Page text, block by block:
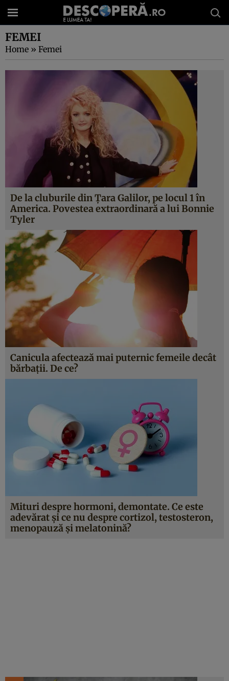
FEMEI
Home » Femei
De la cluburile din Țara Galilor, pe locul 1 în
America. Povestea extraordinară a lui Bonnie
Tyler
Canicula afectează mai puternic femeile decât
bărbații. De ce?
Mituri despre hormoni, demontate. Ce este
adevărat și ce nu despre cortizol, testosteron,
menopauză și melatonină?